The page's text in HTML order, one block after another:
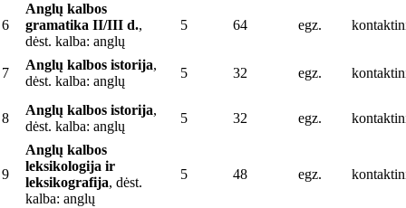
6
Anglų kalbos
gramatika II/III d.,
dėst. kalba: anglų
5 64 egz.
7
Anglų kalbos istorija,
dėst. kalba: anglų
5 32 egz.
8
Anglų kalbos istorija,
dėst. kalba: anglų
5 32 egz.
9
Anglų kalbos
leksikologija ir
leksikografija, dėst.
kalba: anglų
5 48 egz.